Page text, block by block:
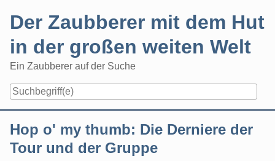
Der Zaubberer mit dem Hut
in der großen weiten Welt
Ein Zaubberer auf der Suche
Hop o' my thumb: Die Derniere der
Tour und der Gruppe